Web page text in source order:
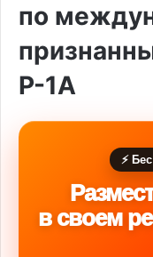
по
P-1A
⚡
в своем